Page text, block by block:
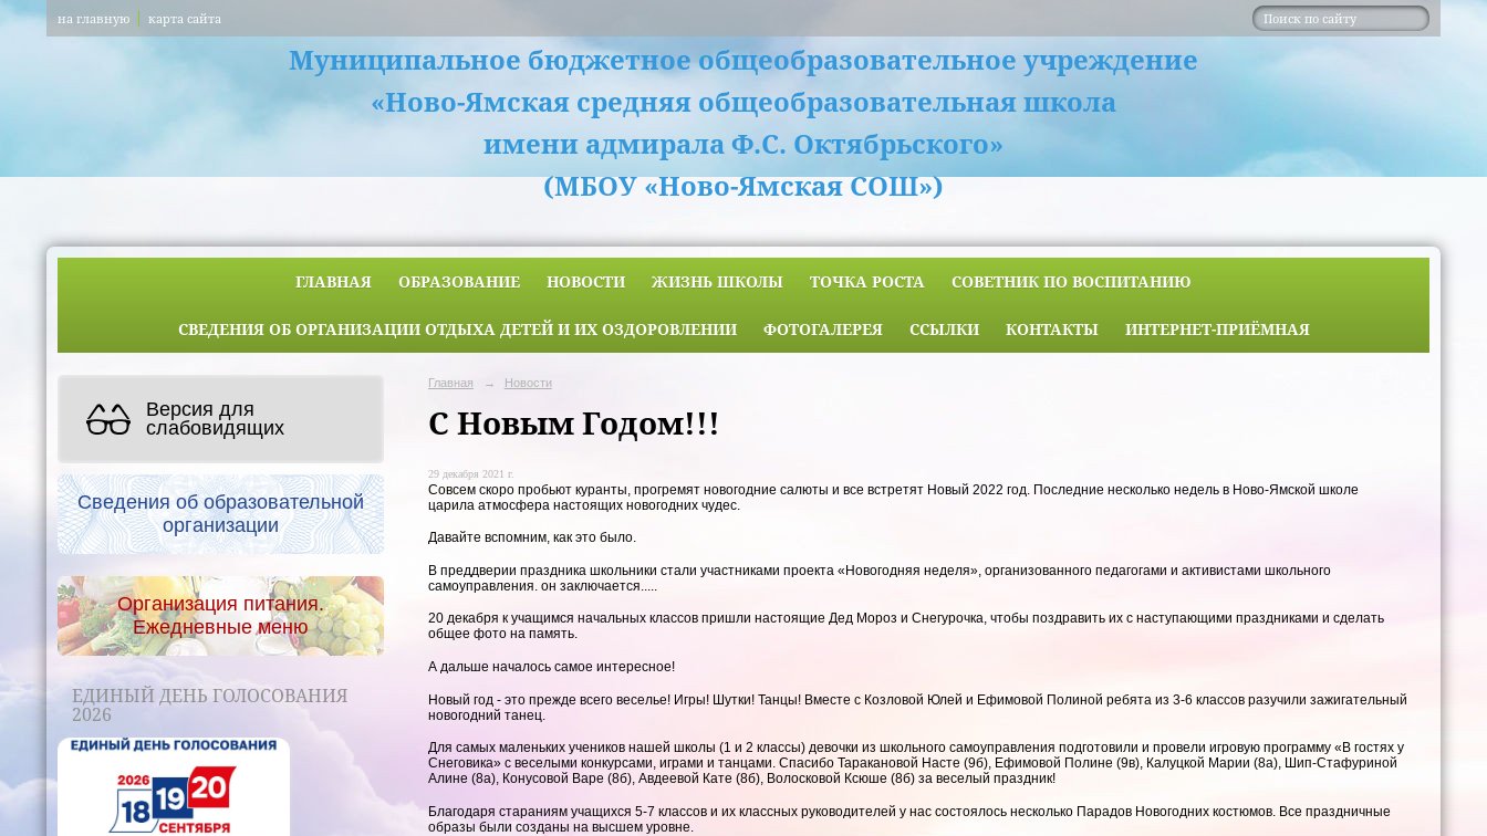
на главную карта сайта
Муниципальное бюджетное общеобразовательное учреждение
«Ново-Ямская средняя общеобразовательная школа
имени адмирала Ф.С. Октябрьского»
(МБОУ «Ново-Ямская СОШ»)
ГЛАВНАЯ ОБРАЗОВАНИЕ НОВОСТИ ЖИЗНЬ ШКОЛЫ ТОЧКА РОСТА СОВЕТНИК ПО ВОСПИТАНИЮ
СВЕДЕНИЯ ОБ ОРГАНИЗАЦИИ ОТДЫХА ДЕТЕЙ И ИХ ОЗДОРОВЛЕНИИ ФОТОГАЛЕРЕЯ ССЫЛКИ КОНТАКТЫ ИНТЕРНЕТ-ПРИЁМНАЯ
Версия для
слабовидящих
Сведения об образовательной
организации
Организация питания.
Ежедневные меню
ЕДИНЫЙ ДЕНЬ ГОЛОСОВАНИЯ
2026
Главная → Новости
С Новым Годом!!!
29 декабря 2021 г.
Совсем скоро пробьют куранты, прогремят новогодние салюты и все встретят Новый 2022 год. Последние несколько недель в Ново-Ямской школе
царила атмосфера настоящих новогодних чудес.
Давайте вспомним, как это было.
В преддверии праздника школьники стали участниками проекта «Новогодняя неделя», организованного педагогами и активистами школьного
самоуправления. он заключается.....
20 декабря к учащимся начальных классов пришли настоящие Дед Мороз и Снегурочка, чтобы поздравить их с наступающими праздниками и сделать
общее фото на память.
А дальше началось самое интересное!
Новый год - это прежде всего веселье! Игры! Шутки! Танцы! Вместе с Козловой Юлей и Ефимовой Полиной ребята из 3-6 классов разучили зажигательный
новогодний танец.
Для самых маленьких учеников нашей школы (1 и 2 классы) девочки из школьного самоуправления подготовили и провели игровую программу «В гостях у
Снеговика» с веселыми конкурсами, играми и танцами. Спасибо Таракановой Насте (9б), Ефимовой Полине (9в), Калуцкой Марии (8а), Шип-Стафуриной
Алине (8а), Конусовой Варе (8б), Авдеевой Кате (8б), Волосковой Ксюше (8б) за веселый праздник!
Благодаря стараниям учащихся 5-7 классов и их классных руководителей у нас состоялось несколько Парадов Новогодних костюмов. Все праздничные
образы были созданы на высшем уровне.